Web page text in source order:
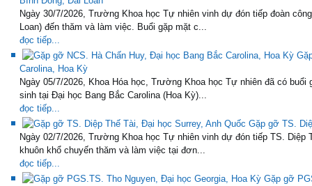
Ngày 30/7/2026, Trường Khoa học Tự nhiên vinh dự đón tiếp đoàn
Loan) đến thăm và làm việc. Buổi gặp mặt c...
đọc tiếp...
Carolina, Hoa Kỳ
Ngày 05/7/2026, Khoa Hóa học, Trường Khoa học Tự nhiên đã có
sinh tại Đại học Bang Bắc Carolina (Hoa Kỳ)...
đọc tiếp...
Gặp gỡ TS.
Ngày 02/7/2026, Trường Khoa học Tự nhiên vinh dự đón tiếp TS. Diệp
khuôn khổ chuyến thăm và làm việc tại đơn...
đọc tiếp...
Gặp gỡ